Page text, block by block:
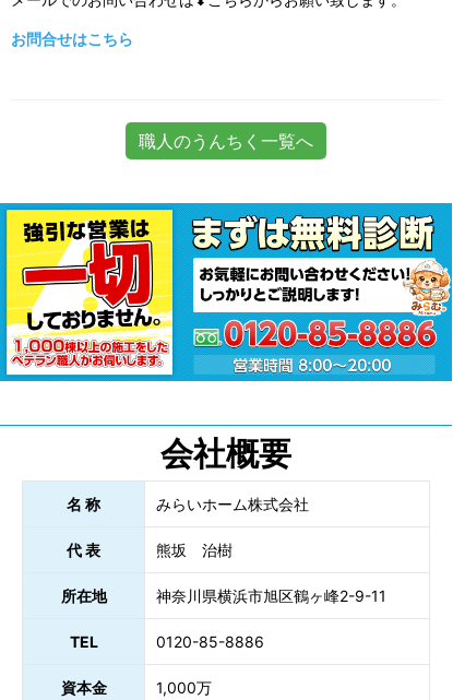
お問合せはこちら
職人のうんちく一覧へ
会社概要
名 称 みらいホーム株式会社
代 表 熊坂 治樹
所在地 神奈川県横浜市旭区鶴ヶ峰2-9-11
TEL 0120-85-8886
資本金 1,000万